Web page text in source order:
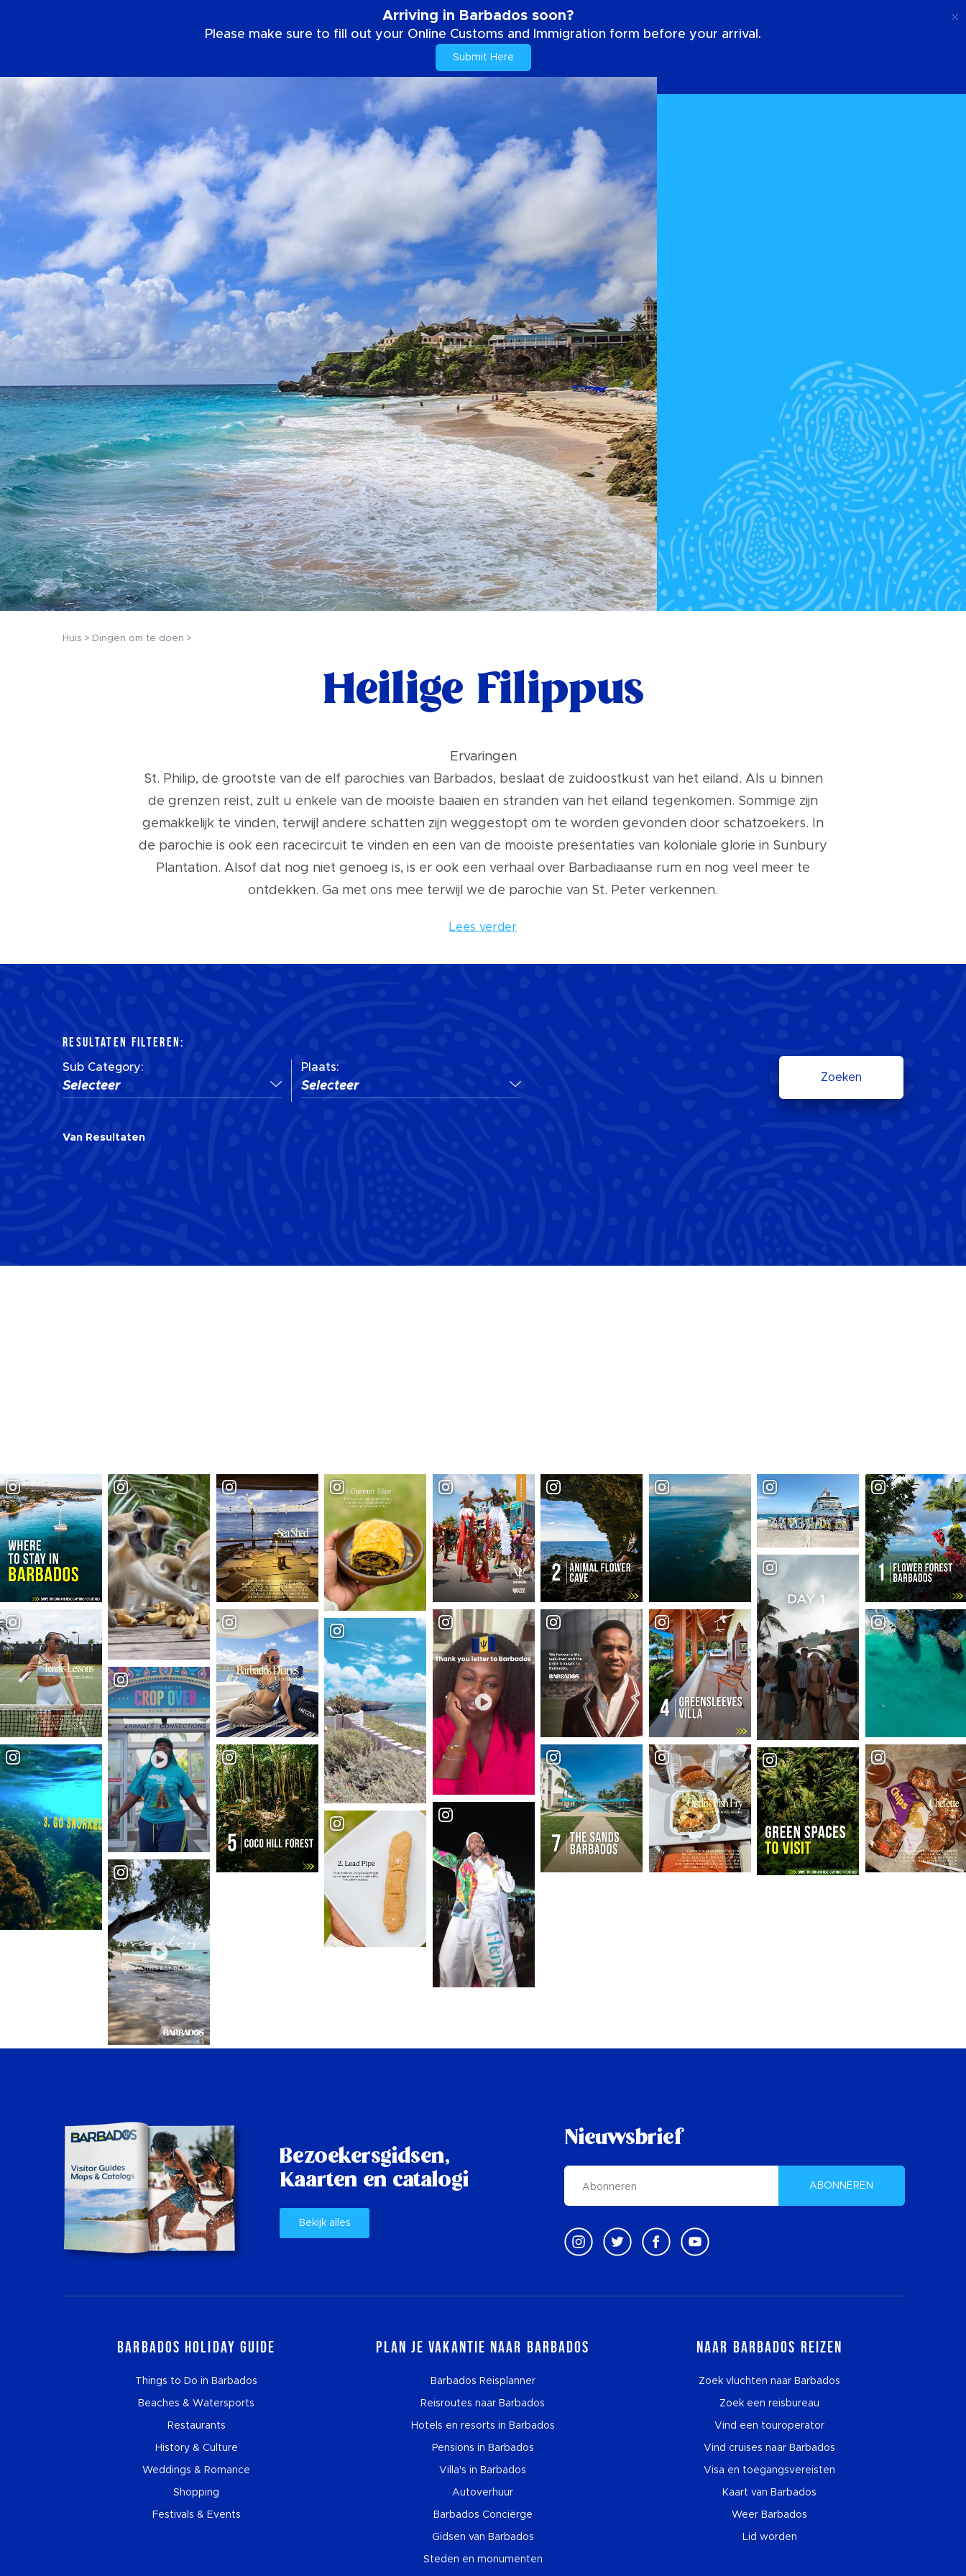
Arriving in Barbados soon?
Please make sure to fill out your Online Customs and Immigration form before your arrival.
Submit Here
Huis Dingen om te doen
Heilige Filippus
Ervaringen
St. Philip, de grootste van de elf parochies van Barbados, beslaat de zuidoostkust van het eiland. Als u binnen
de grenzen reist, zult u enkele van de mooiste baaien en stranden van het eiland tegenkomen. Sommige zijn
gemakkelijk te vinden, terwijl andere schatten zijn weggestopt om te worden gevonden door schatzoekers. In
de parochie is ook een racecircuit te vinden en een van de mooiste presentaties van koloniale glorie in Sunbury
Plantation. Alsof dat nog niet genoeg is, is er ook een verhaal over Barbadiaanse rum en nog veel meer te
ontdekken. Ga met ons mee terwijl we de parochie van St. Peter verkennen.
Lees verder
RESULTATEN FILTEREN:
Sub Category:
Selecteer
Plaats:
Selecteer
Zoeken
Van Resultaten
Bezoekersgidsen,
Kaarten en catalogi
Bekijk alles
Nieuwsbrief
ABONNEREN
Barbados Holiday Guide
Things to Do in Barbados
Beaches & Watersports
Restaurants
History & Culture
Weddings & Romance
Shopping
Festivals & Events
Plan je vakantie naar Barbados
Barbados Reisplanner
Reisroutes naar Barbados
Hotels en resorts in Barbados
Pensions in Barbados
Villa's in Barbados
Autoverhuur
Barbados Conciërge
Gidsen van Barbados
Steden en monumenten
Naar Barbados reizen
Zoek vluchten naar Barbados
Zoek een reisbureau
Vind een touroperator
Vind cruises naar Barbados
Visa en toegangsvereisten
Kaart van Barbados
Weer Barbados
Lid worden